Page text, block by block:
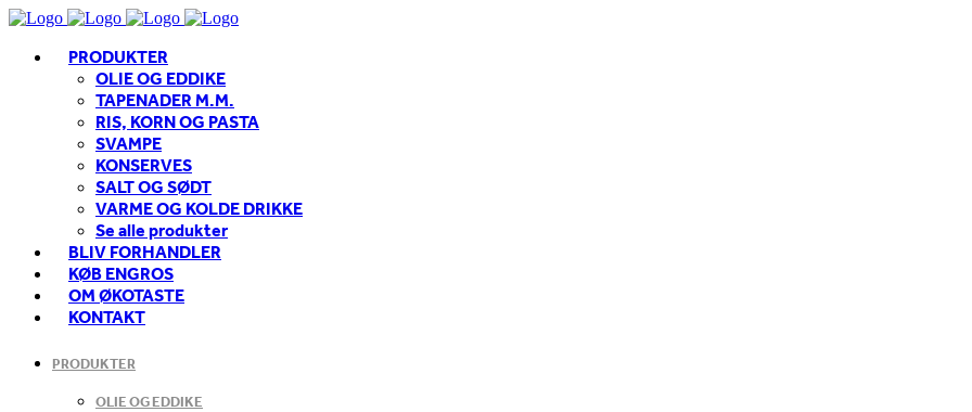
PRODUKTER
OLIE OG EDDIKE
TAPENADER M.M.
RIS, KORN OG PASTA
SVAMPE
KONSERVES
SALT OG SØDT
VARME OG KOLDE DRIKKE
Se alle produkter
BLIV FORHANDLER
KØB ENGROS
OM ØKOTASTE
KONTAKT
PRODUKTER
OLIE OG EDDIKE